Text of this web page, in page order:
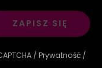
ZAPISZ SIĘ
/ Prywatność /